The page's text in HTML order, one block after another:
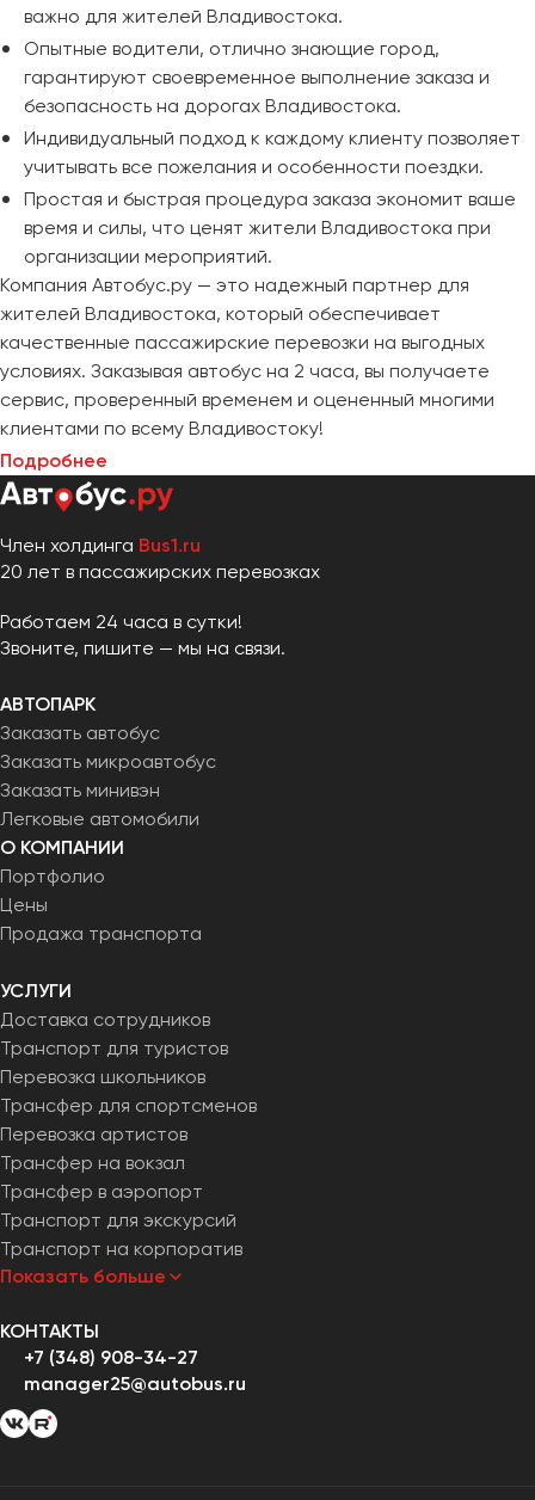
важно для жителей Владивостока.
Опытные водители, отлично знающие город,
гарантируют своевременное выполнение заказа и
безопасность на дорогах Владивостока.
Индивидуальный подход к каждому клиенту позволяет
учитывать все пожелания и особенности поездки.
Простая и быстрая процедура заказа экономит ваше
время и силы, что ценят жители Владивостока при
организации мероприятий.
Компания Автобус.ру — это надежный партнер для
жителей Владивостока, который обеспечивает
качественные пассажирские перевозки на выгодных
условиях. Заказывая автобус на 2 часа, вы получаете
сервис, проверенный временем и оцененный многими
клиентами по всему Владивостоку!
Подробнее
Член холдинга Bus1.ru
20 лет в пассажирских перевозках
Работаем 24 часа в сутки!
Звоните, пишите — мы на связи.
АВТОПАРК
Заказать автобус
Заказать микроавтобус
Заказать минивэн
Легковые автомобили
О КОМПАНИИ
Портфолио
Цены
Продажа транспорта
УСЛУГИ
Доставка сотрудников
Транспорт для туристов
Перевозка школьников
Трансфер для спортсменов
Перевозка артистов
Трансфер на вокзал
Трансфер в аэропорт
Транспорт для экскурсий
Транспорт на корпоратив
Показать больше
КОНТАКТЫ
+7 (348) 908-34-27
manager25@autobus.ru